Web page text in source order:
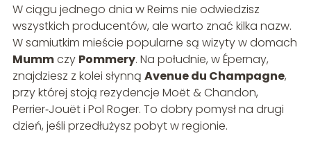
W ciągu jednego dnia w Reims nie odwiedzisz
wszystkich producentów, ale warto znać kilka nazw.
W samiutkim mieście popularne są wizyty w domach
Mummczy Pommery. Na południe, w Épernay,
znajdziesz z kolei słynną Avenue du Champagne,
przy której stoją rezydencje Moët & Chandon,
Perrier‑Jouët i Pol Roger. To dobry pomysł na drugi
dzień, jeśli przedłużysz pobyt w regionie.